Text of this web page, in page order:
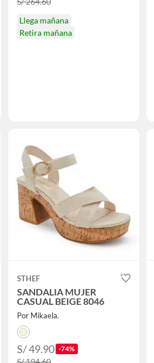
Llega mañana
Retira mañana
STHEF
SANDALIA MUJER
CASUAL BEIGE 8046
Por Mikaela.
S/ 49.90 -74%